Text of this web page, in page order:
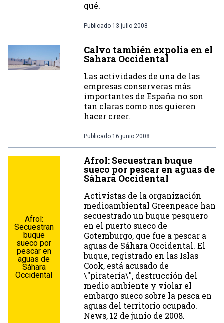
qué.
Publicado 13 julio 2008
Calvo también expolia en el
Sahara Occidental
Las actividades de una de las
empresas conserveras más
importantes de España no son
tan claras como nos quieren
hacer creer.
Publicado 16 junio 2008
Afrol:
Secuestran
buque
sueco por
pescar en
aguas de
Sáhara
Occidental
Afrol: Secuestran buque
sueco por pescar en aguas de
Sáhara Occidental
Activistas de la organización
medioambiental Greenpeace han
secuestrado un buque pesquero
en el puerto sueco de
Gotemburgo, que fue a pescar a
aguas de Sáhara Occidental. El
buque, registrado en las Islas
Cook, está acusado de
\"piratería\", destrucción del
medio ambiente y violar el
embargo sueco sobre la pesca en
aguas del territorio ocupado.
News, 12 de junio de 2008.